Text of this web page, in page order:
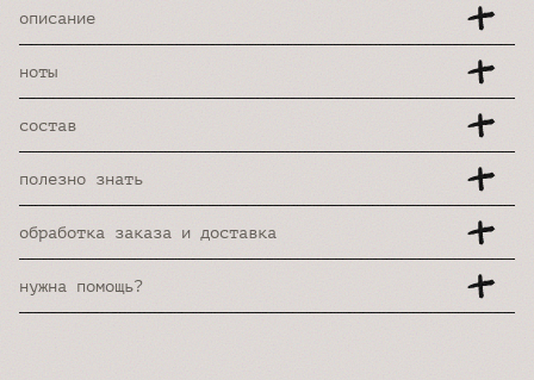
описание
ноты
состав
полезно знать
обработка заказа и доставка
нужна помощь?